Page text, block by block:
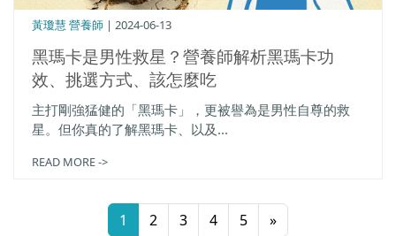
黑瑪卡是男性救星？營養師解析黑瑪卡功
效、挑選方式、該怎麼吃
黃瓊慧 營養師 | 2024-06-13
主打剛強猛健的「黑瑪卡」，更被譽為是男性自尊的救
星。但你真的了解黑瑪卡、以及...
READ MORE ->
1 2 3 4 5 »